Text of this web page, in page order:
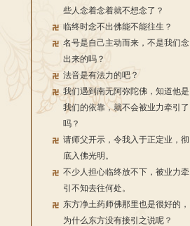
些人念着念着就不想念了？
临终时念不出佛能不能往生？
名号是自己主动而来，不是我们念
出来的吗？
法音是有法力的吧？
我们遇到南无阿弥陀佛，知道他是
我们的依靠，就不会被业力牵引了
吗？
请师父开示，令我入于正定业，彻
底入佛光明。
不少人担心临终放不下，被业力牵
引不知去往何处。
东方净土药师佛那里也是很好的，
为什么东方没有接引之说呢？